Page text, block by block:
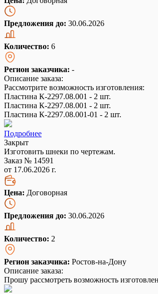
Предложения до: 30.06.2026
Количество: 6
Регион заказчика: -
Описание заказа:
Рассмотрите возможность изготовления:
Пластина К-2297.08.001 - 2 шт.
Пластина К-2297.08.001 - 2 шт.
Пластина К-2297.08.001-01 - 2 шт.
Подробнее
Закрыт
Изготовить шнеки по чертежам.
Заказ № 14591
от 17.06.2026 г.
Цена: Договорная
Предложения до: 30.06.2026
Количество: 2
Регион заказчика: Ростов-на-Дону
Описание заказа:
Прошу рассмотреть возможность